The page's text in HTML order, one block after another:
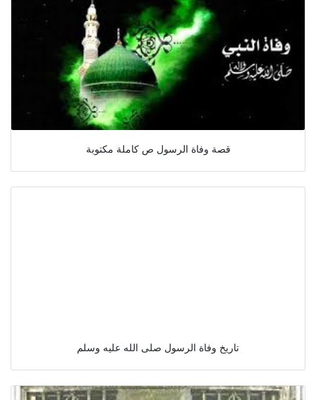
قصة وفاة الرسول ص كاملة مكتوبة
تاريخ وفاة الرسول صلى الله عليه وسلم